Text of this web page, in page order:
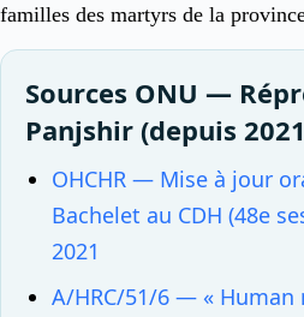
familles des martyrs de la
Sources ONU —
Panjshir (depuis
OHCHR — Mise à jour
Bachelet au CDH (48e
2021
A/HRC/51/6 — « Human